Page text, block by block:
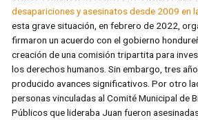
desapariciones y asesinatos desde 2009 en
esta grave situación, en febrero de 2022,
firmaron un acuerdo con el gobierno
creación de una comisión tripartita para
los derechos humanos. Sin embargo, tres
producido avances significativos. Por otro
personas vinculadas al Comité Municipal de
Públicos que lideraba Juan fueron